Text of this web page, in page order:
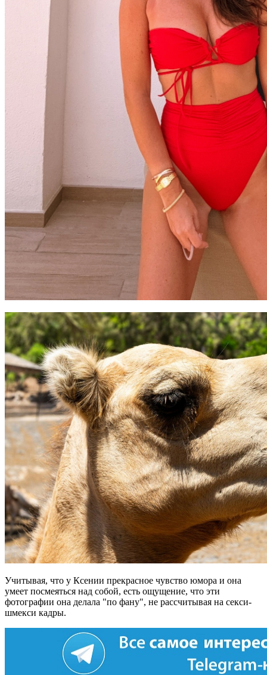
Учитывая, что у Ксении прекрасное чувство юмора и она
умеет посмеяться над собой, есть ощущение, что эти
фотографии она делала "по фану", не рассчитывая на секси-
шмекси кадры.